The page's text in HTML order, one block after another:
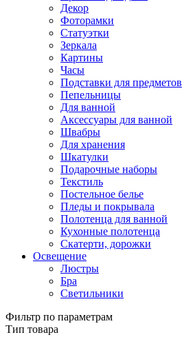
Декор
Фоторамки
Статуэтки
Зеркала
Картины
Часы
Подставки для предметов
Пепельницы
Для ванной
Аксессуары для ванной
Швабры
Для хранения
Шкатулки
Подарочные наборы
Текстиль
Постельное белье
Пледы и покрывала
Полотенца для ванной
Кухонные полотенца
Скатерти, дорожки
Освещение
Люстры
Бра
Светильники
Фильтр по параметрам
Тип товара